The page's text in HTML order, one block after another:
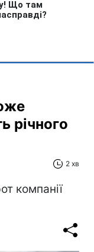
річного
2 хв
компанії